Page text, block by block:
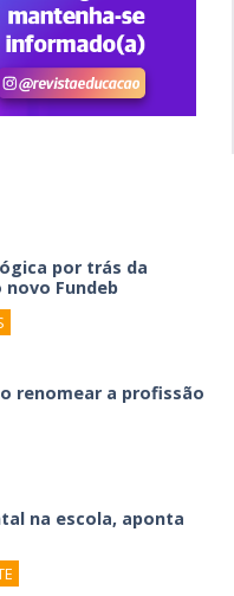
por trás da
Fundeb
renomear a profissão
na escola, aponta